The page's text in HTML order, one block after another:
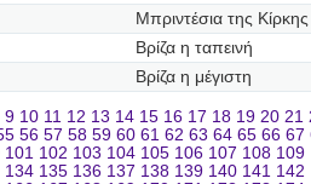
Μπριντέσια της Κίρκης
Βρίζα η ταπεινή
Βρίζα η μέγιστη
9 10 11 12 13 14 15 16 17 18 19 20 21
56 57 58 59 60 61 62 63 64 65 66 67
101 102 103 104 105 106 107 108 109
134 135 136 137 138 139 140 141 142